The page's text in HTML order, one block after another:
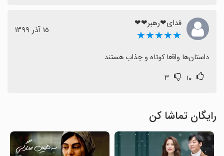
فدای❤رهبر❤❤
★★★★★ ١٥ آذر ١٣٩٩
داستان‌ها واقعا کوتاه و جذاب هستند.
۱۰ ۳
رایگان تماشا کن